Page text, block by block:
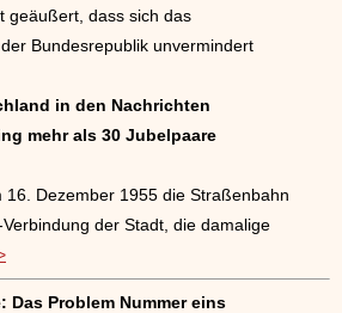
geäußert, dass sich das
Bundesrepublik unvermindert
in den Nachrichten
mehr als 30 Jubelpaare
Dezember 1955 die Straßenbahn
der Stadt, die damalige
Das Problem Nummer eins